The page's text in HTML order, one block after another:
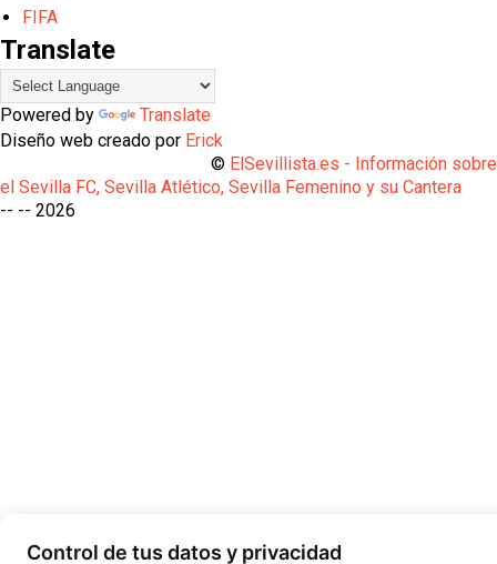
FIFA
Translate
Powered by
Translate
Diseño web creado por Erick
© ElSevillista.es - Información sobre
el Sevilla FC, Sevilla Atlético, Sevilla Femenino y su Cantera
-- --
Control de tus datos y privacidad
2026